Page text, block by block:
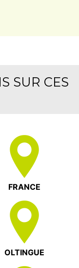
SUR CES
FRANCE
OLTINGUE